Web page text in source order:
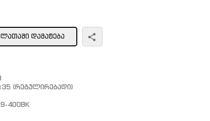
ᲓᲐᲛᲐᲢᲔᲑᲐ
(რეგულირებადი)
400BK